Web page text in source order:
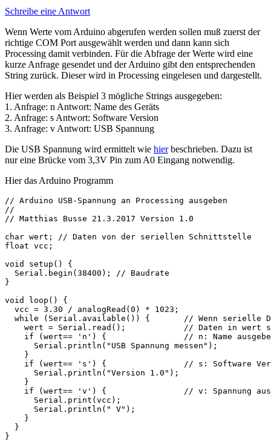
Schreibe eine Antwort
Wenn Werte vom Arduino abgerufen werden sollen muß zuerst der
richtige COM Port ausgewählt werden und dann kann sich
Processing damit verbinden. Für die Abfrage der Werte wird eine
kurze Anfrage gesendet und der Arduino gibt den entsprechenden
String zurück. Dieser wird in Processing eingelesen und dargestellt.
Hier werden als Beispiel 3 mögliche Strings ausgegeben:
1. Anfrage: n Antwort: Name des Geräts
2. Anfrage: s Antwort: Software Version
3. Anfrage: v Antwort: USB Spannung
Die USB Spannung wird ermittelt wie hierbeschrieben. Dazu ist
nur eine Brücke vom 3,3V Pin zum A0 Eingang notwendig.
Hier das Arduino Programm
// Arduino USB-Spannung an Processing ausgeben
//
// Matthias Busse 21.3.2017 Version 1.0
char wert; // Daten von der seriellen Schnittstelle
float vcc;
void setup() {
  Serial.begin(38400); // Baudrate
}
void loop() {
  vcc = 3.30 / analogRead(0) * 1023;
while (Serial.available()) {       // Wenn serielle
wert = Serial.read();            // Daten in wert
if (wert== 'n') {                // n: Name
      Serial.println("USB Spannung messen");
    }
if (wert== 's') {                // s: Software
      Serial.println("Version 1.0");
    }
if (wert== 'v') {                // v: Spannung
      Serial.print(vcc);
      Serial.println(" V");
    }
  }
}